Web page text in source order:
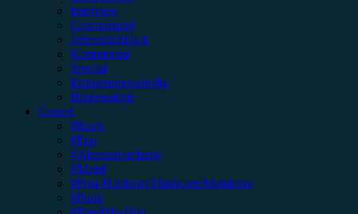
Interview
Gewinnspiel
Jahresrückblick
Kommentar
Special
Erinnerungswürdig
Bildergalerie
Genres
#Rock
#Pop
#Alternative/Indie
#Metal
#Post-Hardcore/Hardcore/Metalcore
#Punk